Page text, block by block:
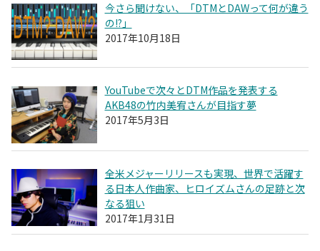
今さら聞けない、「DTMとDAWって何が違う
の!?」
2017年10月18日
YouTubeで次々とDTM作品を発表する
AKB48の竹内美宥さんが目指す夢
2017年5月3日
全米メジャーリリースも実現、世界で活躍す
る日本人作曲家、ヒロイズムさんの足跡と次
なる狙い
2017年1月31日